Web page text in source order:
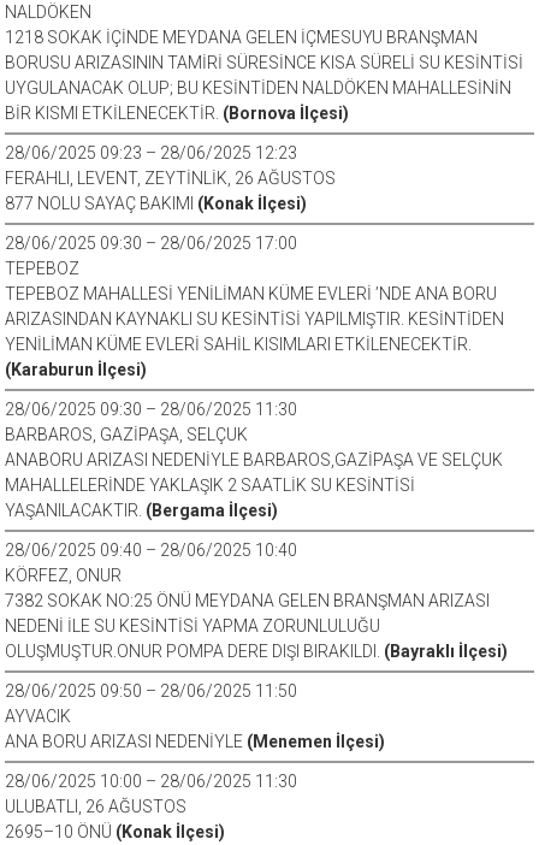
NALDÖKEN
1218 SOKAK İÇİNDE MEYDANA GELEN İÇMESUYU BRANŞMAN
BORUSU ARIZASININ TAMİRİ SÜRESİNCE KISA SÜRELİ SU KESİNTİSİ
UYGULANACAK OLUP; BU KESİNTİDEN NALDÖKEN MAHALLESİNİN
BİR KISMI ETKİLENECEKTİR. (Bornova İlçesi)
28/06/2025 09:23 – 28/06/2025 12:23
FERAHLI, LEVENT, ZEYTİNLİK, 26 AĞUSTOS
877 NOLU SAYAÇ BAKIMI (Konak İlçesi)
28/06/2025 09:30 – 28/06/2025 17:00
TEPEBOZ
TEPEBOZ MAHALLESİ YENİLİMAN KÜME EVLERİ ’NDE ANA BORU
ARIZASINDAN KAYNAKLI SU KESİNTİSİ YAPILMIŞTIR. KESİNTİDEN
YENİLİMAN KÜME EVLERİ SAHİL KISIMLARI ETKİLENECEKTİR.
(Karaburun İlçesi)
28/06/2025 09:30 – 28/06/2025 11:30
BARBAROS, GAZİPAŞA, SELÇUK
ANABORU ARIZASI NEDENİYLE BARBAROS,GAZİPAŞA VE SELÇUK
MAHALLELERİNDE YAKLAŞIK 2 SAATLİK SU KESİNTİSİ
YAŞANILACAKTIR. (Bergama İlçesi)
28/06/2025 09:40 – 28/06/2025 10:40
KÖRFEZ, ONUR
7382 SOKAK NO:25 ÖNÜ MEYDANA GELEN BRANŞMAN ARIZASI
NEDENİ İLE SU KESİNTİSİ YAPMA ZORUNLULUĞU
OLUŞMUŞTUR.ONUR POMPA DERE DIŞI BIRAKILDI. (Bayraklı İlçesi)
28/06/2025 09:50 – 28/06/2025 11:50
AYVACIK
ANA BORU ARIZASI NEDENİYLE (Menemen İlçesi)
28/06/2025 10:00 – 28/06/2025 11:30
ULUBATLI, 26 AĞUSTOS
2695–10 ÖNÜ (Konak İlçesi)